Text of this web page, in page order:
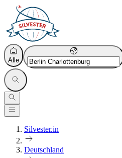
Alle
Silvester.in
Deutschland